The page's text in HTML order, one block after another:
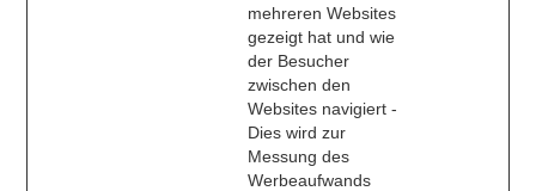
mehreren Websites
gezeigt hat und wie
der Besucher
zwischen den
Websites navigiert -
Dies wird zur
Messung des
Werbeaufwands